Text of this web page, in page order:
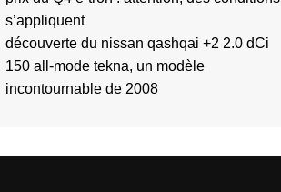
s’appliquent
découverte du nissan qashqai +2 2.0 dCi
150 all-mode tekna, un modèle
incontournable de 2008